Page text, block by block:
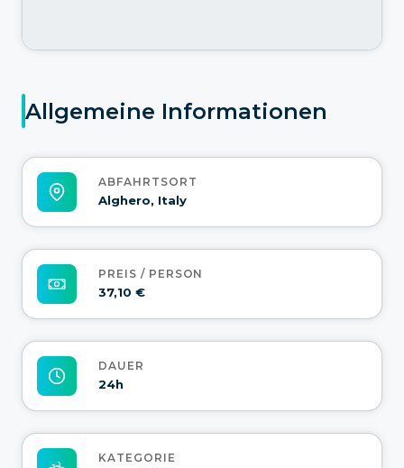
Allgemeine Informationen
ABFAHRTSORT
Alghero, Italy
PREIS / PERSON
37,10 €
DAUER
24h
KATEGORIE